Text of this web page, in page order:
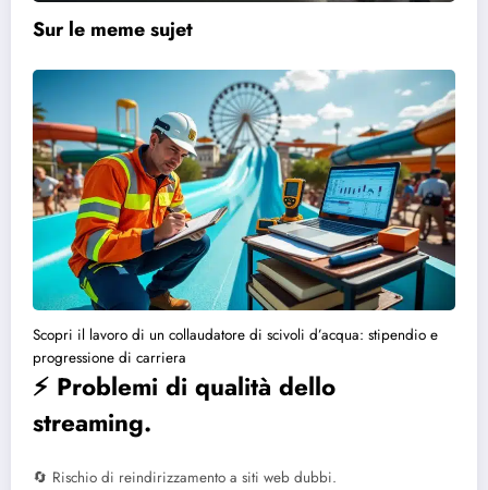
Sur le meme sujet
Scopri il lavoro di un collaudatore di scivoli d’acqua: stipendio e
progressione di carriera
⚡ Problemi di qualità dello
streaming.
🔄 Rischio di reindirizzamento a siti web dubbi.